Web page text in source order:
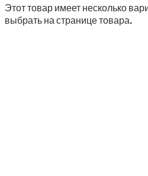
Этот товар имеет несколько
выбрать на странице товара.